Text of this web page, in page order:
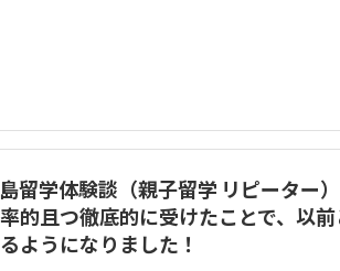
留学体験談（親子留学 リピーター
的且つ徹底的に受けたことで、以
ようになりました！